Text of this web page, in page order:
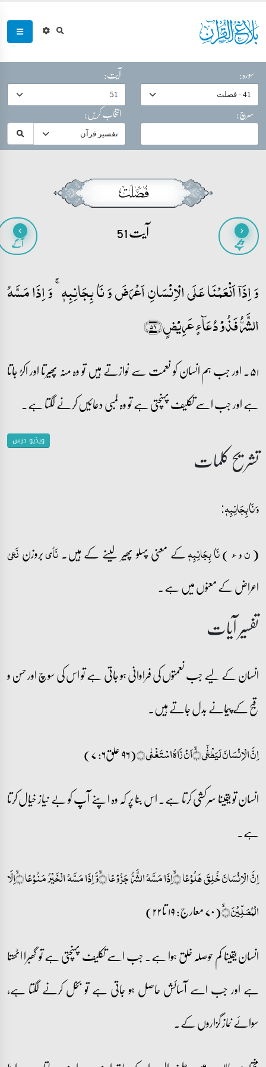
سورہ:
آیت:
سرچ:
انتخاب کریں:
پیچھے آیت 51 آگے
وَ اِذَاۤ اَنۡعَمۡنَا عَلَی الۡاِنۡسَانِ اَعۡرَضَ وَ نَاٰ بِجَانِبِہٖ ۚ وَ اِذَا مَسَّہُ
الشَّرُّ فَذُوۡ دُعَآءٍ عَرِیۡضٍ﴿۵۱﴾
۵۱۔ اور جب ہم انسان کو نعمت سے نوازتے ہیں تو وہ منہ پھیرتا اور اکڑ جاتا
ہے اور جب اسے تکلیف پہنچتی ہے تو وہ لمبی دعائیں کرنے لگتا ہے۔
ویڈیو درس تشریح کلمات
وَ نَاٰ بِجَانِبِہٖ:
( ن و ء)نَاٰ بِجَانِبِہٖکے معنی پہلو پھیر لینے کے ہیں۔نَأیبروزننَعیٰ
اعراض کے معنوں میں ہے۔
تفسیر آیات
انسان کے لیے جب نعمتوں کی فراوانی ہو جاتی ہے تو اس کی سوچ اور حسن و
قبح کے پیمانے بدل جاتے ہیں۔
اِنَّ الۡاِنۡسَانَ لَیَطۡغٰۤی ۙ﴿﴾اَنۡ رَّاٰہُ اسۡتَغۡنٰی ﴿﴾(۹۶ علق۶: ۷)
انسان تو یقینا سرکشی کرتا ہے۔ اس بنا پر کہ وہ اپنے آپ کو بے نیاز خیال کرتا
ہے۔
اِنَّ الۡاِنۡسَانَ خُلِقَ ہَلُوۡعًا ﴿ۙ﴾اِذَا مَسَّہُ الشَّرُّ جَزُوۡعًا ﴿ۙ﴾وَّ اِذَا مَسَّہُ الۡخَیۡرُ مَنُوۡعًا ﴿ۙ﴾اِلَّا
الۡمُصَلِّیۡنَ ﴿ۙ﴾(۷۰ معارج: ۱۹ تا۲۲)
انسان یقینا کم حوصلہ خلق ہوا ہے۔ جب اسے تکلیف پہنچتی ہے تو گھبرا اٹھتا
ہے اور جب اسے آسائش حاصل ہو جاتی ہے تو بخل کرنے لگتا ہے،
سوائے نماز گزاروں کے۔